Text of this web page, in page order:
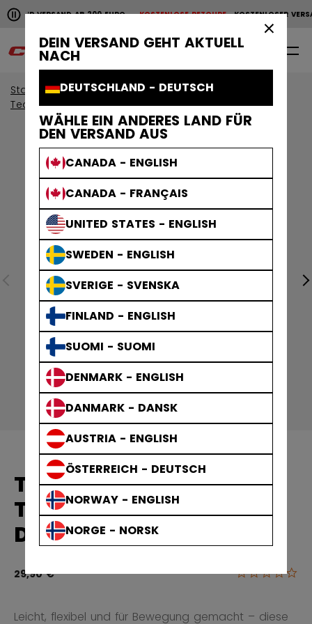
DEIN VERSAND GEHT AKTUELL
NACH
DEUTSCHLAND - DEUTSCH
WÄHLE EIN ANDERES LAND FÜR
DEN VERSAND AUS
CANADA - ENGLISH
CANADA - FRANÇAIS
UNITED STATES - ENGLISH
SWEDEN - ENGLISH
SVERIGE - SVENSKA
FINLAND - ENGLISH
SUOMI - SUOMI
DENMARK - ENGLISH
DANMARK - DANSK
AUSTRIA - ENGLISH
ÖSTERREICH - DEUTSCH
NORWAY - ENGLISH
NORGE - NORSK
Horizontale Bildlaufanimation anhalten.
VERSAND AB 200 EUROKOSTENLOSE RETOURE KOSTENLOSER
KOSTENLOSER VERSAND AB 200 EURO KOSTENLOSE
0
Start Bekleidung
Sammlungen
Team & Training
TEAM LIGHTWEIGHT
TRAININGSSHORTS
DAMEN
29,90 € 4,8 von 5
Leicht, flexibel und für Bewegung gemacht – diese